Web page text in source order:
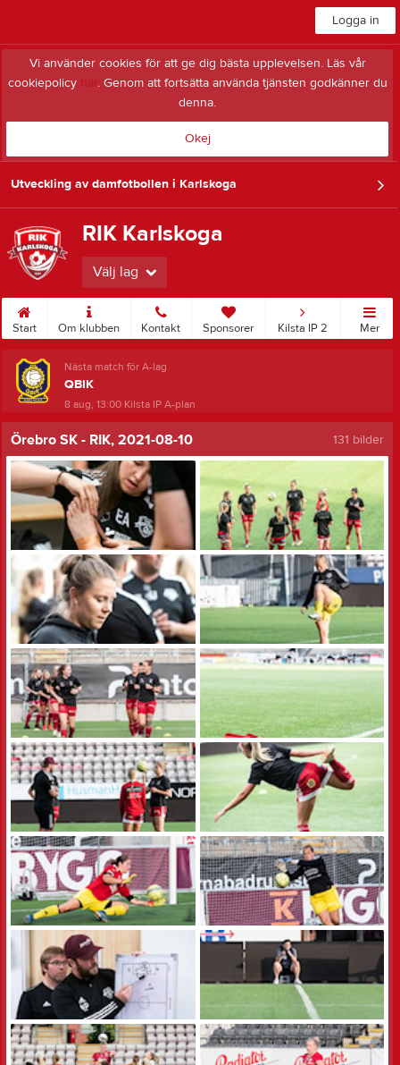
Logga in
Vi använder cookies för att ge dig bästa upplevelsen. Läs vår
cookiepolicy här. Genom att fortsätta använda tjänsten godkänner du
denna.
Okej
Utveckling av damfotbollen i Karlskoga
RIK Karlskoga
Välj lag
Start Om klubben Kontakt Sponsorer Kilsta IP 2 Mer
Nästa match för A-lag
QBIK
8 aug, 13:00 Kilsta IP A-plan
Örebro SK - RIK, 2021-08-10 131 bilder